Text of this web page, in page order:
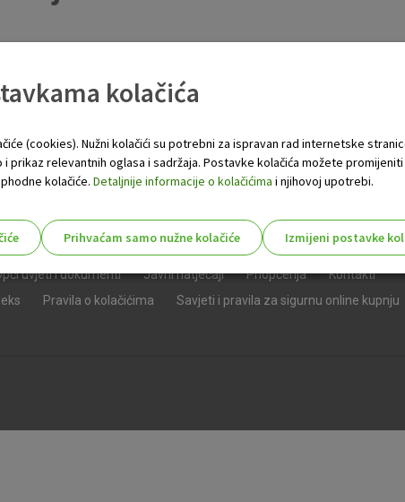
uvjeti i dokumenti Javni natječaji Priopćenja
Kontakti
Pravila o kolačićima
Savjeti i pravila za sigurnu online kupnju
kolačića
(cookies). Nužni kolačići su potrebni za ispravan rad internetske
prikaz relevantnih oglasa i sadržaja. Postavke kolačića možete
kolačiće. Detaljnije informacije o kolačićima i njihovoj upotrebi.
Prihvaćam samo nužne kolačiće
Izmijeni postavke